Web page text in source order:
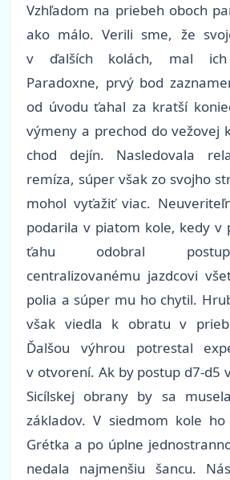
Vzhľadom na priebeh oboch
ako málo. Verili sme, že
v ďalších kolách, mal
Paradoxne, prvý bod
od úvodu ťahal za kratší
výmeny a prechod do vežovej
chod dejín. Nasledovala
remíza, súper však zo svojho
mohol vyťažiť viac.
podarila v piatom kole, kedy v
ťahu odobral
centralizovanému jazdcovi
polia a súper mu ho chytil.
však viedla k obratu v
Ďalšou výhrou potrestal
v otvorení. Ak by postup d7-d5
Sicílskej obrany by sa
základov. V siedmom kole
Grétka a po úplne
nedala najmenšiu šancu.